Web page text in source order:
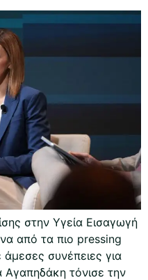
στην Υγεία Εισαγωγή
από τα πιο pressing
συνέπειες για
Αγαπηδάκη τόνισε την